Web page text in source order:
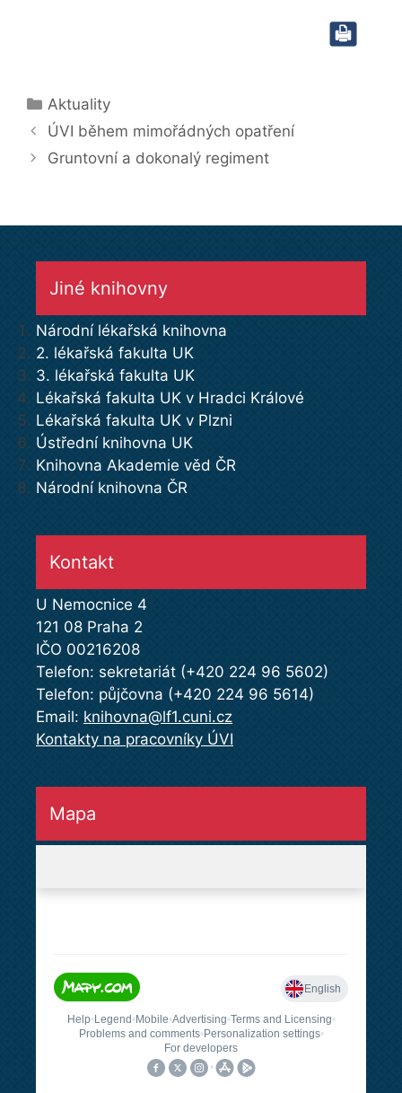
Rubriky
Aktuality
ÚVI během mimořádných opatření
Gruntovní a dokonalý regiment
Jiné knihovny
Národní lékařská knihovna
2. lékařská fakulta UK
3. lékařská fakulta UK
Lékařská fakulta UK v Hradci Králové
Lékařská fakulta UK v Plzni
Ústřední knihovna UK
Knihovna Akademie věd ČR
Národní knihovna ČR
Kontakt
U Nemocnice 4
121 08 Praha 2
IČO 00216208
Telefon: sekretariát (+420 224 96 5602)
Telefon: půjčovna (+420 224 96 5614)
Email: knihovna@lf1.cuni.cz
Kontakty na pracovníky ÚVI
Mapa